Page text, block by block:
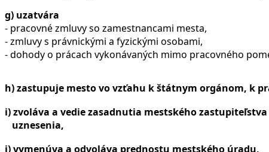
g) uzatvára
- pracovné zmluvy so zamestnancami mesta,
- zmluvy s právnickými a fyzickými osobami,
- dohody o prácach vykonávaných mimo pracovného
h) zastupuje mesto vo vzťahu k štátnym orgánom, k
i) zvoláva a vedie zasadnutia mestského
uznesenia,
j) vymenúva a odvoláva prednostu mestského úradu,